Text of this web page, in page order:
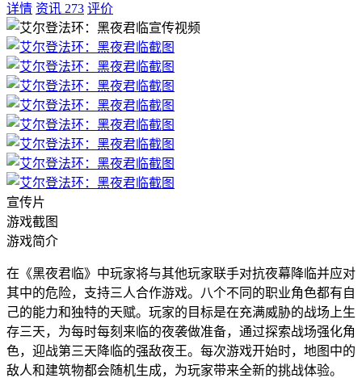
详情 资讯 273 评价
宣传片
游戏截图
游戏简介
在《黑夜君临》中玩家将与其他玩家联手对抗夜幕降临并应对
其中的危险，支持三人合作游戏。八个不同的职业角色都有自
己的能力和独特的天赋。玩家的目标是在充满威胁的战场上生
存三天，为每时每刻来临的夜袭做准备，通过探索战场强化角
色，迎战第三天降临的强敌夜王。每次游戏开始时，地图中的
敌人和建筑物都会随机生成，为玩家带来全新的挑战体验。